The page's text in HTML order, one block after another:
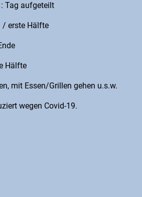
: Tag aufgeteilt
/ erste Hälfte
Hälfte
mit Essen/Grillen gehen u.s.w.
wegen Covid-19.